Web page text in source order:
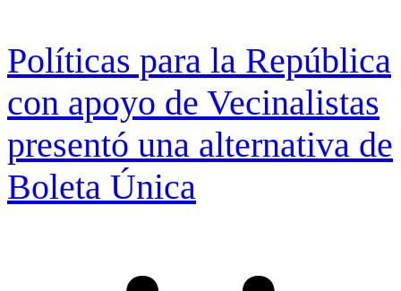
Políticas para la República
con apoyo de Vecinalistas
presentó una alternativa de
Boleta Única